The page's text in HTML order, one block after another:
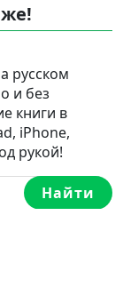
русском
и без
книги в
iPhone,
рукой!
Найти